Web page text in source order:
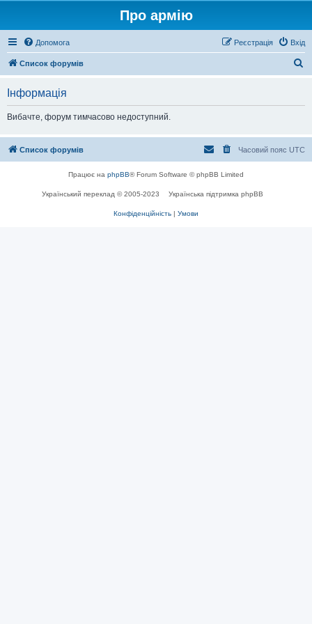
Про армію
Допомога Вхід
Реєстрація
Список форумів
Інформація
Вибачте, форум тимчасово недоступний.
Список форумів Часовий пояс UTC
Працює на phpBB® Forum Software © phpBB Limited
Український переклад © 2005-2023 Українська підтримка phpBB
Конфіденційність | Умови